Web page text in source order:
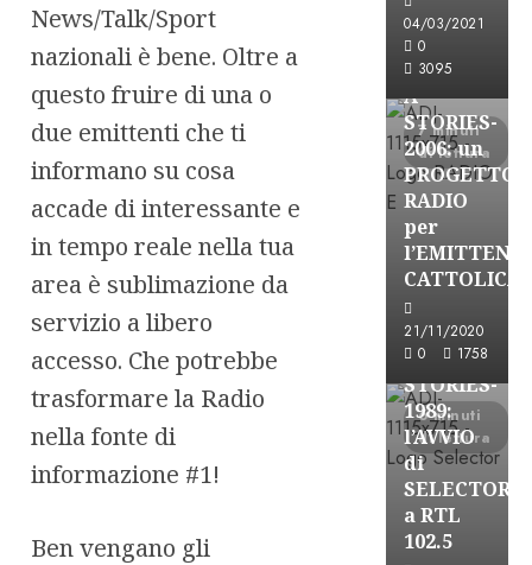
News/Talk/Sport
nazionali è bene. Oltre a
questo fruire di una o
due emittenti che ti
informano su cosa
accade di interessante e
in tempo reale nella tua
area è sublimazione da
servizio a libero
accesso. Che potrebbe
trasformare la Radio
nella fonte di
informazione #1!
Ben vengano gli
04/03/2021
0
3095
7 minuti
di lettura
Formazione
FREE
A-
STORIES-
2006: un
PROGETTO
RADIO
per
CATTOLICA
21/11/2020
0
1758
6 minuti
di lettura
A-Stories
FREE
A-
STORIES-
1989:
l’AVVIO
di
SELECTOR
a RTL
102.5